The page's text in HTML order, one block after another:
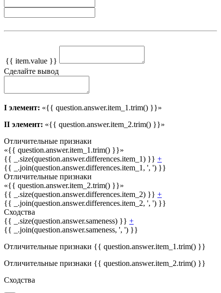
{{ item.value }}
Сделайте вывод
I элемент: «{{ question.answer.item_1.trim() }}»
II элемент: «{{ question.answer.item_2.trim() }}»
Отличительные признаки
«{{ question.answer.item_1.trim() }}»
{{ _.size(question.answer.differences.item_1) }} +
{{ _.join(question.answer.differences.item_1, ', ') }}
Отличительные признаки
«{{ question.answer.item_2.trim() }}»
{{ _.size(question.answer.differences.item_2) }} +
{{ _.join(question.answer.differences.item_2, ', ') }}
Сходства
{{ _.size(question.answer.sameness) }} +
{{ _.join(question.answer.sameness, ', ') }}
Отличительные признаки {{ question.answer.item_1.trim() }}
Отличительные признаки {{ question.answer.item_2.trim() }}
Сходства